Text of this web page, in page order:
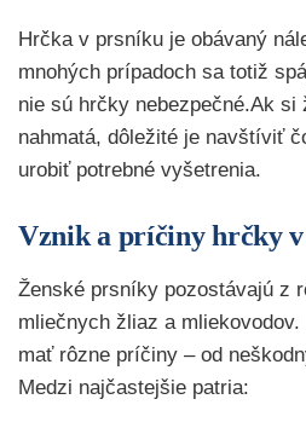
Hrčka v prsníku je obávaný
mnohých prípadoch sa totiž
nie sú hrčky nebezpečné.Ak si
nahmatá, dôležité je navštíviť
urobiť potrebné vyšetrenia.
Vznik a príčiny hrčky
Ženské prsníky pozostávajú z
mliečnych žliaz a
mať rôzne príčiny – od
Medzi najčastejšie patria: